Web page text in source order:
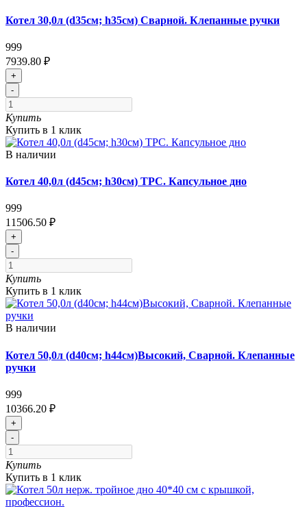
Котел 30,0л (d35см; h35см) Сварной. Клепанные ручки
999
7939.80 ₽
+
-
Купить
Купить в 1 клик
В наличии
Котел 40,0л (d45см; h30см) ТРС. Капсульное дно
999
11506.50 ₽
+
-
Купить
Купить в 1 клик
В наличии
Котел 50,0л (d40см; h44см)Высокий, Сварной. Клепанные
ручки
999
10366.20 ₽
+
-
Купить
Купить в 1 клик